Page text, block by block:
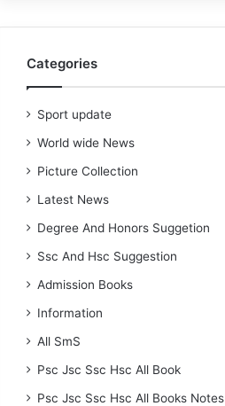
Categories
Sport update
World wide News
Picture Collection
Latest News
Degree And Honors Suggetion
Ssc And Hsc Suggestion
Admission Books
Information
All SmS
Psc Jsc Ssc Hsc All Book
Psc Jsc Ssc Hsc All Books Notes